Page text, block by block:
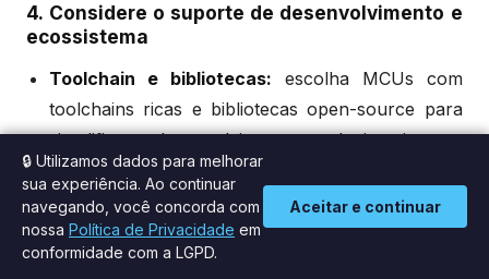
4. Considere o suporte de desenvolvimento e
ecossistema
Toolchain e bibliotecas: escolha MCUs com
toolchains ricas e bibliotecas open-source para
simplificar o desenvolvimento e reduzir o time-to-
market.
Comunidade e documentação:uma
comunidade ativa e boa documentação são
🔒 Utilizamos dados para melhorar
sua experiência. Ao continuar
navegando, você concorda com
nossa Política de Privacidade em
conformidade com a LGPD.
Aceitar e continuar